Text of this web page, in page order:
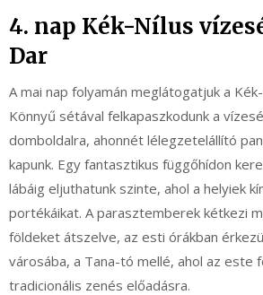
4. nap Kék-Nílus
Dar
A mai nap folyamán meglátogatjuk a
Könnyű sétával felkapaszkodunk a
domboldalra, ahonnét lélegzetelállító
kapunk. Egy fantasztikus függőhídon
lábáig eljuthatunk szinte, ahol a helyiek
portékáikat. A parasztemberek kétkezi
földeket átszelve, az esti órákban
városába, a Tana-tó mellé, ahol az este
tradicionális zenés előadásra.